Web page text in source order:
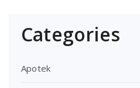
Categories
Apotek